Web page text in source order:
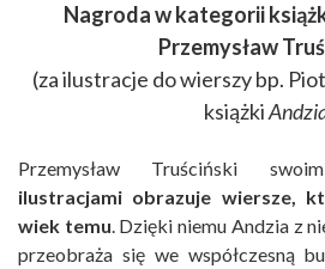
Nagroda w kategorii
Przemysław
(za ilustracje do wierszy bp.
książki
Przemysław Truściński
ilustracjami obrazuje wiersze,
wiek temu. Dzięki niemu Andzia z
przeobraża się we współczesną